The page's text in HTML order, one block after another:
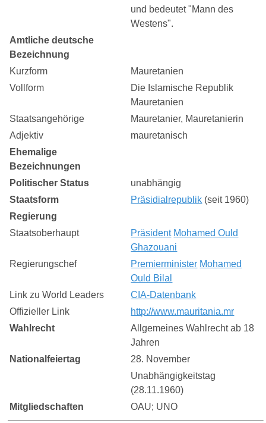
und bedeutet "Mann des
Westens".
Amtliche deutsche
Bezeichnung
Kurzform
Mauretanien
Vollform
Die Islamische Republik
Mauretanien
Staatsangehörige
Mauretanier, Mauretanierin
Adjektiv
mauretanisch
Ehemalige
Bezeichnungen
Politischer Status
unabhängig
Staatsform
Präsidialrepublik (seit 1960)
Regierung
Staatsoberhaupt
Präsident Mohamed Ould
Ghazouani
Regierungschef
Premierminister Mohamed
Ould Bilal
Link zu World Leaders
CIA-Datenbank
Offizieller Link
http://www.mauritania.mr
Wahlrecht
Allgemeines Wahlrecht ab 18
Jahren
Nationalfeiertag
28. November
Unabhängigkeitstag
(28.11.1960)
Mitgliedschaften
OAU; UNO